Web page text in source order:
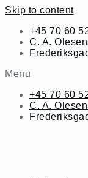
Skip to content
+45 70 60
C. A.
Menu
+45 70 60
C. A.